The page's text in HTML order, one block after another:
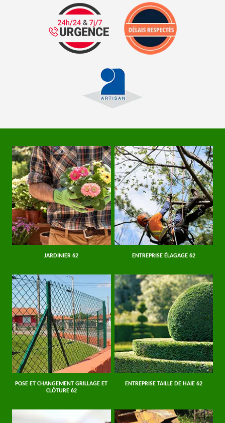
JARDINIER 62 ENTREPRISE ÉLAGAGE 62
POSE ET CHANGEMENT GRILLAGE ET
CLÔTURE 62
ENTREPRISE TAILLE DE HAIE 62